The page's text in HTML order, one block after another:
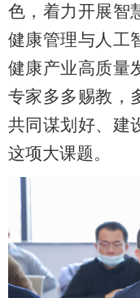
色，着力开展智
健康管理与人工
健康产业高质量
专家多多赐教，
共同谋划好、建
这项大课题。